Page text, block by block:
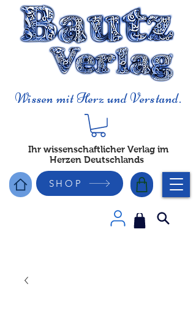
Wissen mit Herz und Verstand.
Ihr wissenschaftlicher Verlag im
Herzen Deutschlands
SHOP